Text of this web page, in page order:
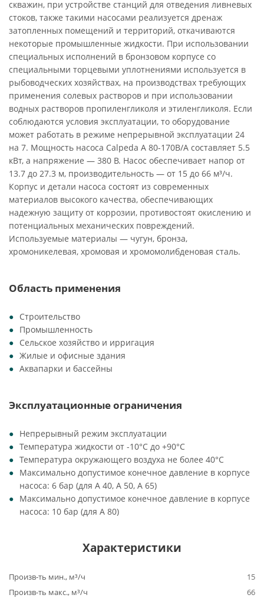
скважин, при устройстве станций для отведения ливневых
стоков, также такими насосами реализуется дренаж
затопленных помещений и территорий, откачиваются
некоторые промышленные жидкости. При использовании
специальных исполнений в бронзовом корпусе со
специальными торцевыми уплотнениями используется в
рыбоводческих хозяйствах, на производствах требующих
применения солевых растворов и при использовании
водных растворов пропиленгликоля и этиленгликоля. Если
соблюдаются условия эксплуатации, то оборудование
может работать в режиме непрерывной эксплуатации 24
на 7. Мощность насоса Calpeda A 80-170B/A составляет 5.5
кВт, а напряжение — 380 В. Насос обеспечивает напор от
13.7 до 27.3 м, производительность — от 15 до 66 м³/ч.
Корпус и детали насоса состоят из современных
материалов высокого качества, обеспечивающих
надежную защиту от коррозии, противостоят окислению и
потенциальных механических повреждений.
Используемые материалы — чугун, бронза,
хромоникелевая, хромовая и хромомолибденовая сталь.
Область применения
Строительство
Промышленность
Сельское хозяйство и ирригация
Жилые и офисные здания
Аквапарки и бассейны
Эксплуатационные ограничения
Непрерывный режим эксплуатации
Температура жидкости от -10°C до +90°C
Температура окружающего воздуха не более 40°C
Максимально допустимое конечное давление в корпусе
насоса: 6 бар (для A 40, A 50, A 65)
Максимально допустимое конечное давление в корпусе
насоса: 10 бар (для A 80)
Характеристики
Произв-ть мин., м³/ч
15
Произв-ть макс., м³/ч
66